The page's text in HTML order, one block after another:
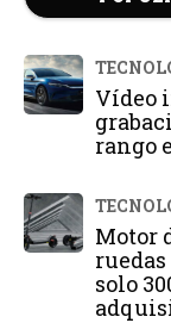
Vídeo
rango
Motor
solo